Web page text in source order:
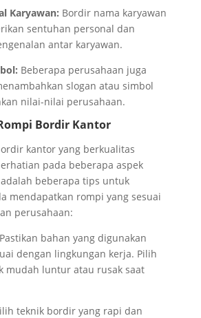
Karyawan: Bordir nama karyawan
sentuhan personal dan
antar karyawan.
Beberapa perusahaan juga
slogan atau simbol
nilai-nilai perusahaan.
Bordir Kantor
kantor yang berkualitas
pada beberapa aspek
beberapa tips untuk
mendapatkan rompi yang sesuai
perusahaan:
Pastikan bahan yang digunakan
dengan lingkungan kerja. Pilih
mudah luntur atau rusak saat
teknik bordir yang rapi dan